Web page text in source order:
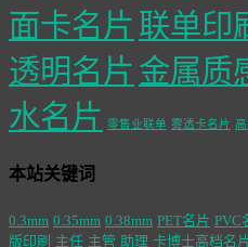
面卡名片 联单印
透明名片 金属质
水名片 零售业联单 雾透卡名片
本站关键词
0.3mm 0.35mm 0.38mm PET名片 PVC
版印刷 主任 主管 助理 卡博士高档名